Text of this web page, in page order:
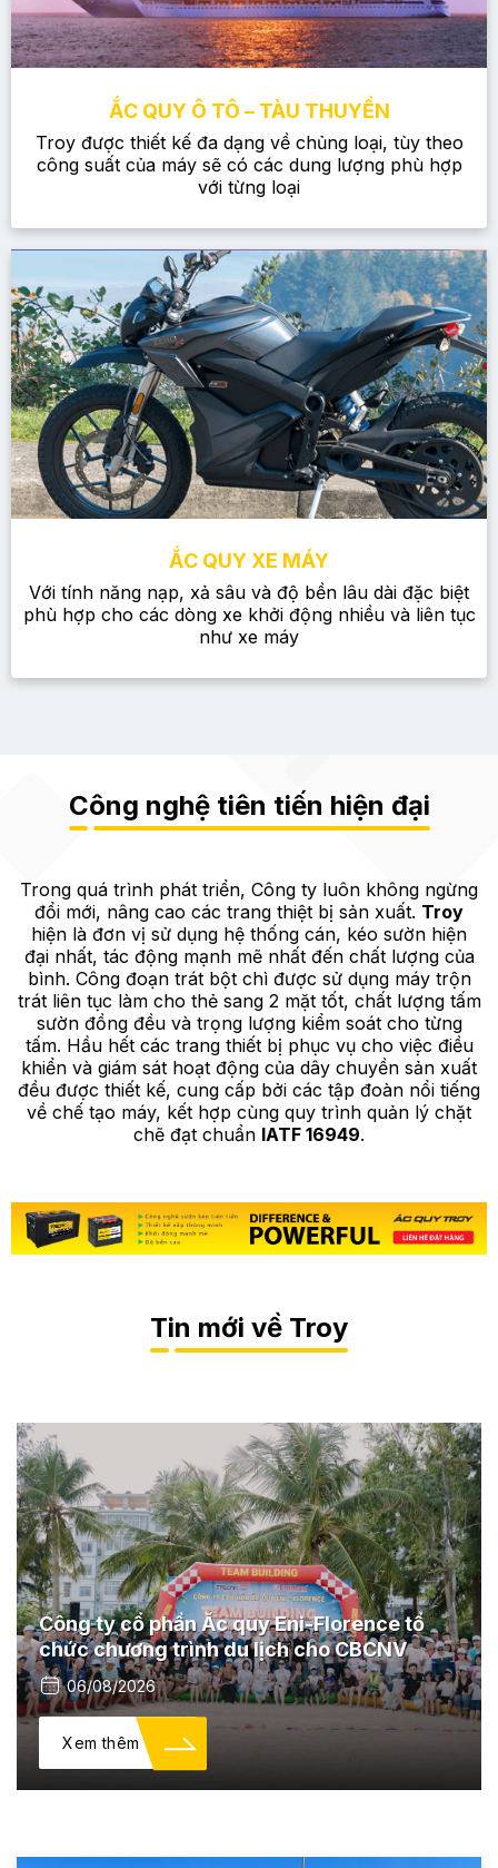
ẮC QUY Ô TÔ – TÀU THUYỀN
Troy được thiết kế đa dạng về chủng loại, tùy theo
công suất của máy sẽ có các dung lượng phù hợp
với từng loại
ẮC QUY XE MÁY
Với tính năng nạp, xả sâu và độ bền lâu dài đặc biệt
phù hợp cho các dòng xe khởi động nhiều và liên tục
như xe máy
Công nghệ tiên tiến hiện đại
Trong quá trình phát triển, Công ty luôn không ngừng
đổi mới, nâng cao các trang thiệt bị sản xuất. Troy
hiện là đơn vị sử dụng hệ thống cán, kéo sườn hiện
đại nhất, tác động mạnh mẽ nhất đến chất lượng của
bình. Công đoạn trát bột chì được sử dụng máy trộn
trát liên tục làm cho thẻ sang 2 mặt tốt, chất lượng tấm
sườn đồng đều và trọng lượng kiểm soát cho từng
tấm. Hầu hết các trang thiết bị phục vụ cho việc điều
khiển và giám sát hoạt động của dây chuyền sản xuất
đều được thiết kế, cung cấp bởi các tập đoàn nổi tiếng
về chế tạo máy, kết hợp cùng quy trình quản lý chặt
chẽ đạt chuẩn IATF 16949.
Tin mới về Troy
Công ty cổ phần Ắc quy Eni-Florence tổ
chức chương trình du lịch cho CBCNV
06/08/2026
Xem thêm